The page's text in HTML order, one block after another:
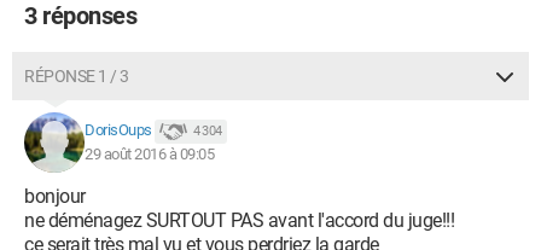
3 réponses
RÉPONSE 1 / 3
DorisOups 4 304
29 août 2016 à 09:05
bonjour
ne déménagez SURTOUT PAS avant l'accord du juge!!!
ce serait très mal vu et vous perdriez la garde